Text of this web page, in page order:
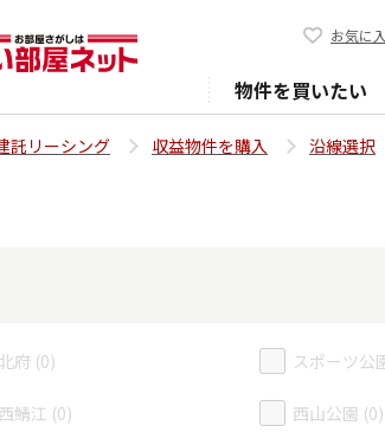
お気に
物件を買いたい
託リーシング 収益物件を購入 沿線選択
北府 (0) スポーツ公
西鯖江 (0) 西山公園 (0)